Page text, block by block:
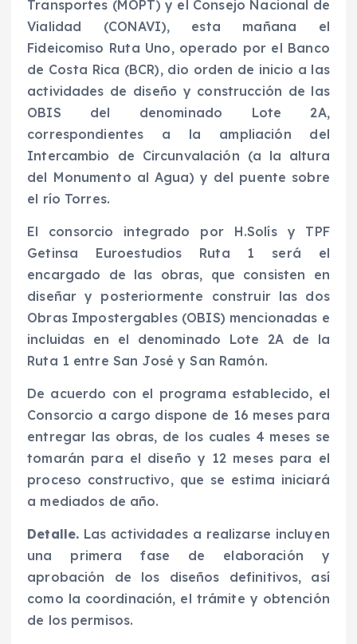
Transportes (MOPT) y el Consejo Nacional de
Vialidad (CONAVI), esta mañana el
Fideicomiso Ruta Uno, operado por el Banco
de Costa Rica (BCR), dio orden de inicio a las
actividades de diseño y construcción de las
OBIS del denominado Lote 2A,
correspondientes a la ampliación del
Intercambio de Circunvalación (a la altura
del Monumento al Agua) y del puente sobre
el río Torres.
El consorcio integrado por H.Solís y TPF
Getinsa Euroestudios Ruta 1 será el
encargado de las obras, que consisten en
diseñar y posteriormente construir las dos
Obras Impostergables (OBIS) mencionadas e
incluidas en el denominado Lote 2A de la
Ruta 1 entre San José y San Ramón.
De acuerdo con el programa establecido, el
Consorcio a cargo dispone de 16 meses para
entregar las obras, de los cuales 4 meses se
tomarán para el diseño y 12 meses para el
proceso constructivo, que se estima iniciará
a mediados de año.
Detalle. Las actividades a realizarse incluyen
una primera fase de elaboración y
aprobación de los diseños definitivos, así
como la coordinación, el trámite y obtención
de los permisos.